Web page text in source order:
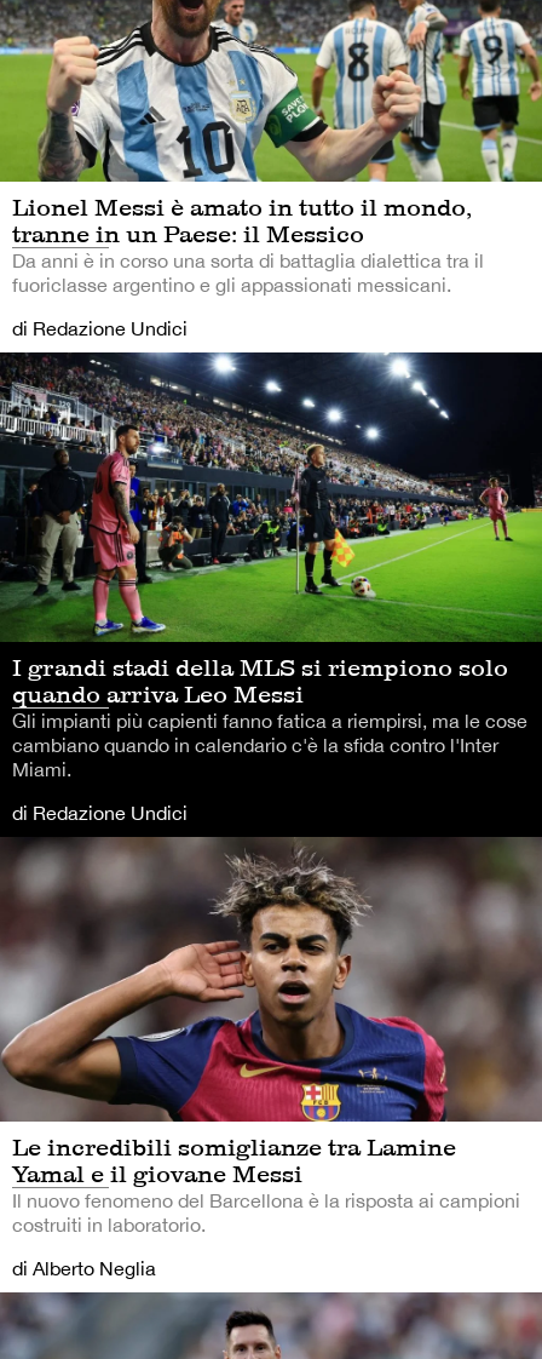
Lionel Messi è amato in tutto il mondo,
tranne in un Paese: il Messico
Da anni è in corso una sorta di battaglia dialettica tra il
fuoriclasse argentino e gli appassionati messicani.
di Redazione Undici
I grandi stadi della MLS si riempiono solo
quando arriva Leo Messi
Gli impianti più capienti fanno fatica a riempirsi, ma le cose
cambiano quando in calendario c'è la sfida contro l'Inter
Miami.
di Redazione Undici
Le incredibili somiglianze tra Lamine
Yamal e il giovane Messi
Il nuovo fenomeno del Barcellona è la risposta ai campioni
costruiti in laboratorio.
di Alberto Neglia